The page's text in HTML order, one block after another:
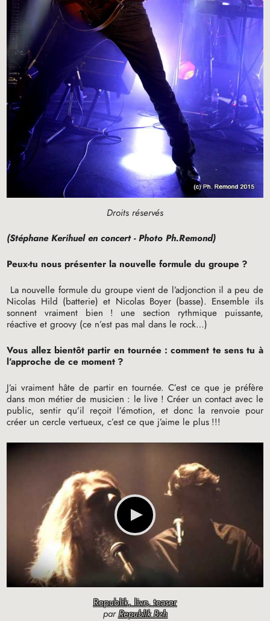
Droits réservés
(Stéphane Kerihuel en concert - Photo Ph.Remond)
Peux-tu nous présenter la nouvelle formule du groupe ?
La nouvelle formule du groupe vient de l’adjonction il a peu de
Nicolas Hild (batterie) et Nicolas Boyer (basse). Ensemble ils
sonnent vraiment bien
! une section rythmique puissante,
réactive et groovy (ce n’est pas mal dans le rock…)
Vous allez bientôt partir en tournée : comment te sens tu à
l’approche de ce moment ?
J’ai vraiment hâte de partir en tournée. C’est ce que je préfère
dans mon métier de musicien : le live ! Créer un contact avec le
public, sentir qu’il reçoit l’émotion, et donc la renvoie pour
créer un cercle vertueux, c’est ce que j’aime le plus !!!
Republik, live, teaser
parRepublik Bzh